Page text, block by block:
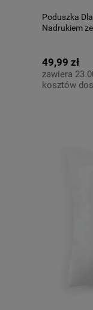
Poduszka
Nadrukiem
49,99 zł
zawiera
kosztów